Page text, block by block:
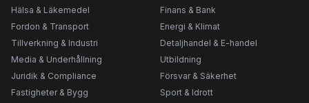
Hälsa & Läkemedel
Finans & Bank
Fordon & Transport
Energi & Klimat
Tillverkning & Industri
Detaljhandel & E-handel
Media & Underhållning
Utbildning
Juridik & Compliance
Försvar & Säkerhet
Fastigheter & Bygg
Sport & Idrott